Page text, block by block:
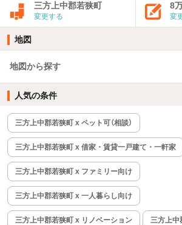
三方上中郡若狭町
変更する
8
変
地図
地図から探す
人気の条件
三方上中郡若狭町 x ペット可（相談）
三方上中郡若狭町 x 借家・賃貸一戸建て・一軒家
三方上中郡若狭町 x ファミリー向け
三方上中郡若狭町 x 一人暮らし向け
三方上中郡若狭町 x リノベーション 三方上中